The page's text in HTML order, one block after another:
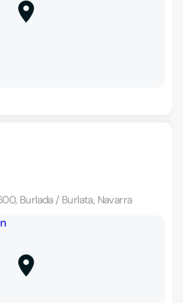
Burlada / Burlata, Navarra